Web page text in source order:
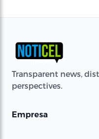
Transparent news,
perspectives.
Empresa